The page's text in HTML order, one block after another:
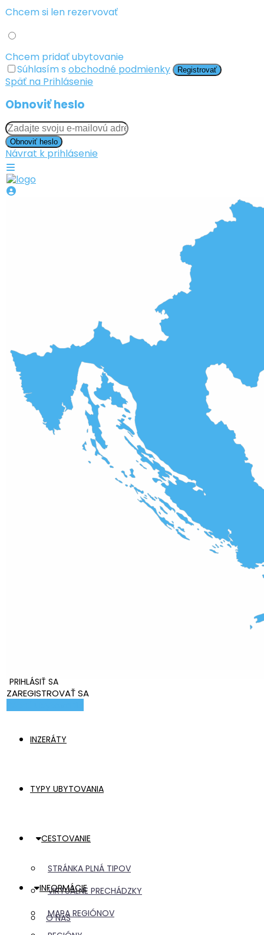
Chcem si len rezervovať
Chcem pridať ubytovanie
Súhlasím s obchodné podmienky Registrovať
Späť na Prihlásenie
Obnoviť heslo
Obnoviť heslo
Návrat k prihlásenie
PRIHLÁSIŤ SA
ZAREGISTROVAŤ SA
INZERÁTY
TYPY UBYTOVANIA
CESTOVANIE
STRÁNKA PLNÁ TIPOV
VIRTUÁLNE PRECHÁDZKY
MAPA REGIÓNOV
INFORMÁCIE
O NÁS